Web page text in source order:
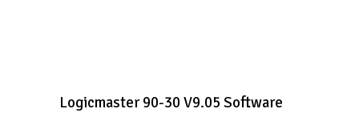
Logicmaster 90-30 V9.05 Software